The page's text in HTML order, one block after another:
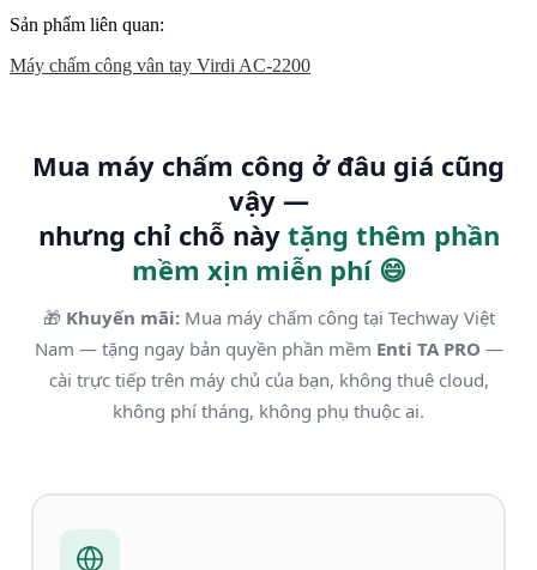
Sản phẩm liên quan:
Máy chấm công vân tay Virdi AC-2200
Mua máy chấm công ở đâu giá cũng
vậy —
nhưng chỉ chỗ này tặng thêm phần
mềm xịn miễn phí 😄
🎁 Khuyến mãi:Mua máy chấm công tại Techway Việt
Nam — tặng ngay bản quyền phần mềm Enti TA PRO —
cài trực tiếp trên máy chủ của bạn, không thuê cloud,
không phí tháng, không phụ thuộc ai.